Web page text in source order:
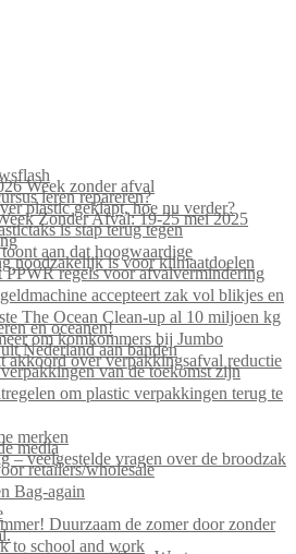
Week zonder afval
leren repareren?
plastic geklapt, hoe nu verder?
Zonder Afval: 19-25 mei 2025
is stap terug tegen
aan dat hoogwaardige
noodzakelijk is voor klimaatdoelen
PPWR regels voor afvalvermindering
accepteert zak vol blikjes en
The Ocean Clean-up al 10 miljoen kg
en oceanen!
om komkommers bij Jumbo
Nederland aan banden
akkoord over verpakkingsafval reductie
van de toekomst zijn
om plastic verpakkingen terug te
merken
media
– veelgestelde vragen over de broodzak
retailers/wholesale
Bag-again
Duurzaam de zomer door zonder
to school and work